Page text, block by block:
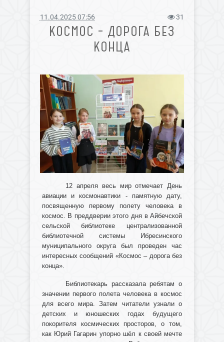
11.04.2025 07:56 31
КОСМОС – ДОРОГА БЕЗ
КОНЦА
12 апреля весь мир отмечает День
авиации и космонавтики - памятную дату,
посвященную первому полету человека в
космос. В преддверии этого дня в Айбечской
сельской библиотеке централизованной
библиотечной системы Ибресинского
муниципального округа был проведен час
интересных сообщений «Космос – дорога без
конца».
Библиотекарь рассказала ребятам о
значении первого полета человека в космос
для всего мира. Затем читатели узнали о
детских и юношеских годах будущего
покорителя космических просторов, о том,
как Юрий Гагарин упорно шёл к своей мечте